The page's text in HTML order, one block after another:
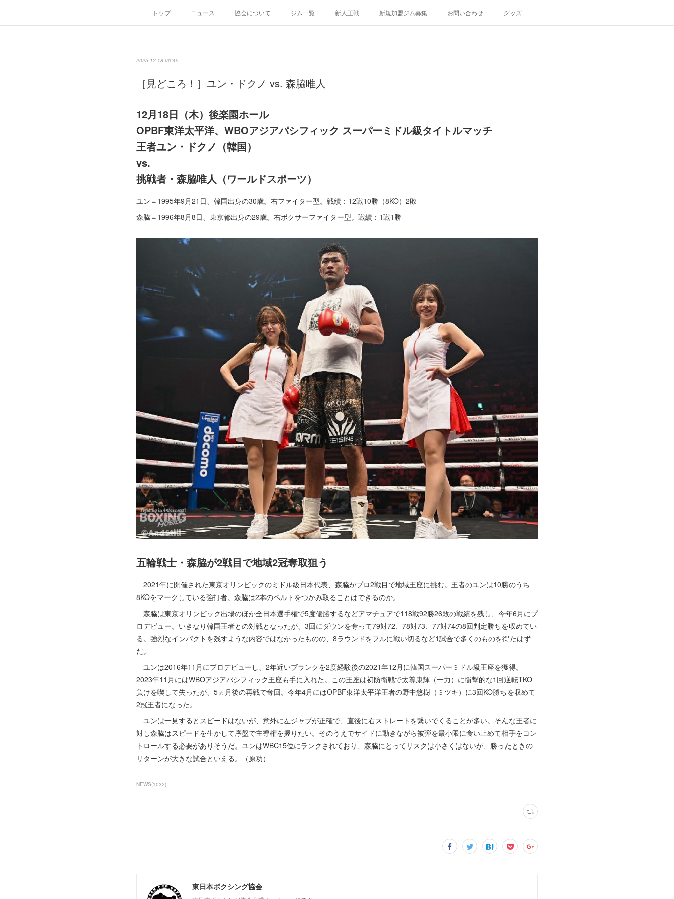
トップ ニュース 協会について ジム一覧 新人王戦 新規加盟ジム募集 お問い合わせ グッズ
2025.12.18 00:45
［見どころ！］ユン・ドクノ vs. 森脇唯人
12月18日（木）後楽園ホール
OPBF東洋太平洋、WBOアジアパシフィック スーパーミドル級タイトルマッチ
王者ユン・ドクノ（韓国）
vs.
挑戦者 ・ 森脇唯人（ワールドスポーツ）
ユン＝1995年9月21日、韓国出身の30歳。右ファイター型。戦績：12戦10勝（8KO）2敗
森脇＝1996年8月8日、東京都出身の29歳。右ボクサーファイター型。戦績：1戦1勝
五輪戦士・森脇が2戦目で地域2冠奪取狙う
2021年に開催された東京オリンピックのミドル級日本代表、森脇がプロ2戦目で地域王座に挑む。王者のユンは10勝のうち
8KOをマークしている強打者。森脇は2本のベルトをつかみ取ることはできるのか。
森脇は東京オリンピック出場のほか全日本選手権で5度優勝するなどアマチュアで118戦92勝26敗の戦績を残し、今年6月にプ
ロデビュー。いきなり韓国王者との対戦となったが、3回にダウンを奪って79対72、78対73、77対74の8回判定勝ちを収めてい
る。強烈なインパクトを残すような内容ではなかったものの、8ラウンドをフルに戦い切るなど1試合で多くのものを得たはず
だ。
ユンは2016年11月にプロデビューし、2年近いブランクを2度経験後の2021年12月に韓国スーパーミドル級王座を獲得。
2023年11月にはWBOアジアパシフィック王座も手に入れた。この王座は初防衛戦で太尊康輝（一力）に衝撃的な1回逆転TKO
負けを喫して失ったが、5ヵ月後の再戦で奪回。今年4月にはOPBF東洋太平洋王者の野中悠樹（ミツキ）に3回KO勝ちを収めて
2冠王者になった。
ユンは一見するとスピードはないが、意外に左ジャブが正確で、直後に右ストレートを繋いでくることが多い。そんな王者に
対し森脇はスピードを生かして序盤で主導権を握りたい。そのうえでサイドに動きながら被弾を最小限に食い止めて相手をコン
トロールする必要がありそうだ。ユンはWBC15位にランクされており、森脇にとってリスクは小さくはないが、勝ったときの
リターンが大きな試合といえる。（原功）
NEWS(1032)
東日本ボクシング協会